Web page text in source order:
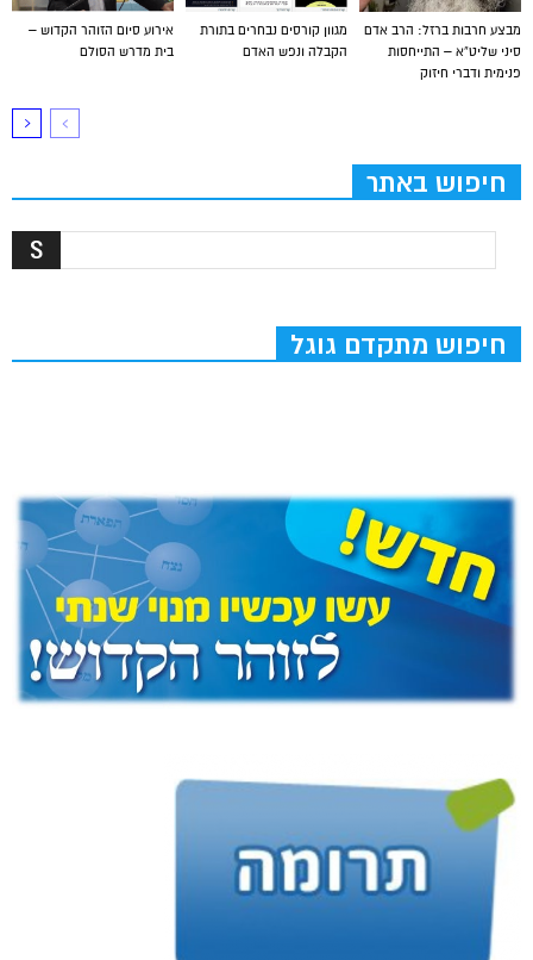
אירוע סיום הזוהר הקדוש –
בית מדרש הסולם
מגוון קורסים נבחרים בתורת
הקבלה ונפש האדם
מבצע חרבות ברזל: הרב אדם
סיני שליט”א – התייחסות
פנימית ודברי חיזוק
חיפוש באתר
חיפוש מתקדם גוגל